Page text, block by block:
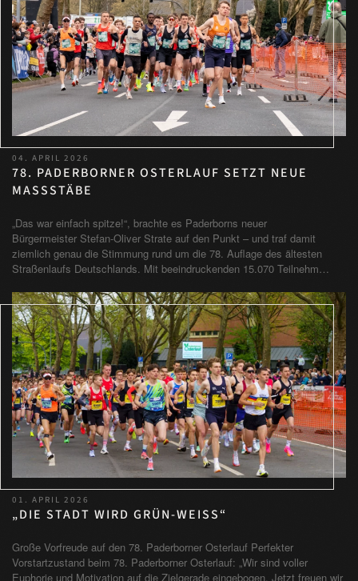
04. APRIL 2026
78. PADERBORNER OSTERLAUF SETZT NEUE
MASSSTÄBE
„Das war einfach spitze!“, brachte es Paderborns neuer
Bürgermeister Stefan-Oliver Strate auf den Punkt – und traf damit
ziemlich genau die Stimmung rund um die 78. Auflage des ältesten
Straßenlaufs Deutschlands. Mit beeindruckenden 15.070 Teilnehm…
01. APRIL 2026
„DIE STADT WIRD GRÜN-WEISS“
Große Vorfreude auf den 78. Paderborner Osterlauf Perfekter
Vorstartzustand beim 78. Paderborner Osterlauf: „Wir sind voller
Euphorie und Motivation auf die Zielgerade eingebogen. Jetzt freuen wir